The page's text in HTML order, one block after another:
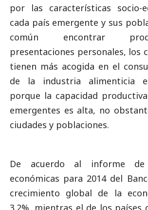
por las características socio-
cada país emergente y sus
común encontrar
presentaciones personales, los
tienen más acogida en el
de la industria alimenticia
porque la capacidad
emergentes es alta, no
ciudades y poblaciones.
De acuerdo al informe de
económicas para 2014 del
crecimiento global de la